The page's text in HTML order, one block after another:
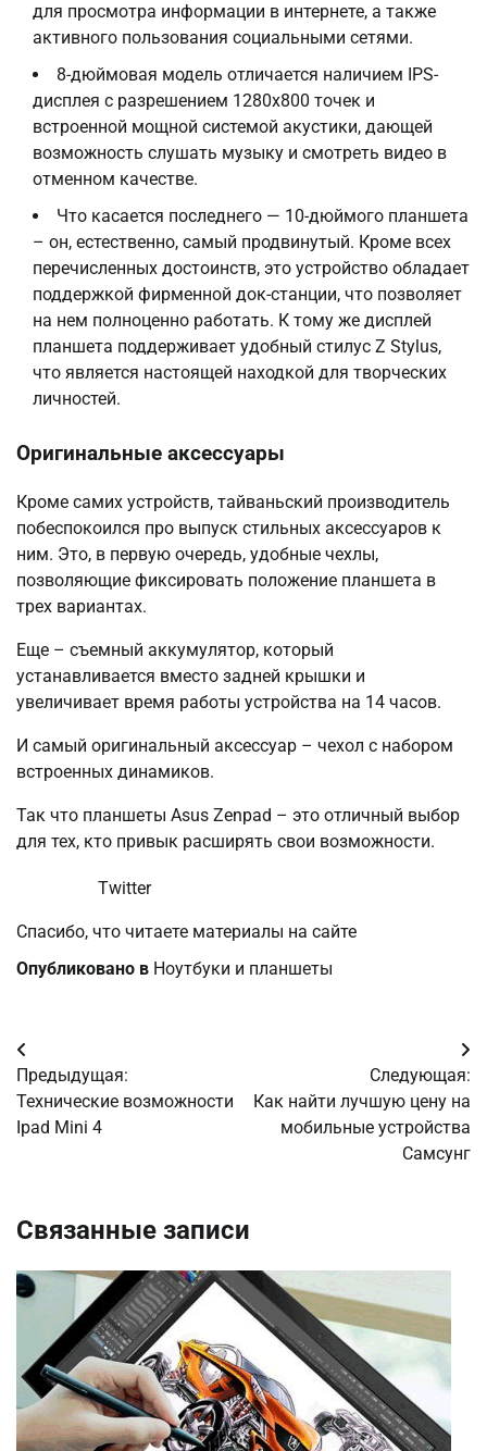
для просмотра информации в интернете, а также
активного пользования социальными сетями.
8-дюймовая модель отличается наличием IPS-
дисплея с разрешением 1280х800 точек и
встроенной мощной системой акустики, дающей
возможность слушать музыку и смотреть видео в
отменном качестве.
Что касается последнего — 10-дюймого планшета
– он, естественно, самый продвинутый. Кроме всех
перечисленных достоинств, это устройство обладает
поддержкой фирменной док-станции, что позволяет
на нем полноценно работать. К тому же дисплей
планшета поддерживает удобный стилус Z Stylus,
что является настоящей находкой для творческих
личностей.
Оригинальные аксессуары
Кроме самих устройств, тайваньский производитель
побеспокоился про выпуск стильных аксессуаров к
ним. Это, в первую очередь, удобные чехлы,
позволяющие фиксировать положение планшета в
трех вариантах.
Еще – съемный аккумулятор, который
устанавливается вместо задней крышки и
увеличивает время работы устройства на 14 часов.
И самый оригинальный аксессуар – чехол с набором
встроенных динамиков.
Так что планшеты Asus Zenpad – это отличный выбор
для тех, кто привык расширять свои возможности.
Twitter
Спасибо, что читаете материалы на сайте
Опубликовано в Ноутбуки и планшеты
Навигация
по
записям
Предыдущая:
Технические возможности
Ipad Mini 4
Следующая:
Как найти лучшую цену на
мобильные устройства
Самсунг
Связанные записи